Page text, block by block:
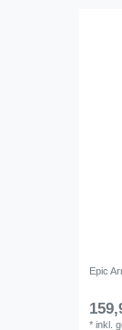
Epic
*inkl.